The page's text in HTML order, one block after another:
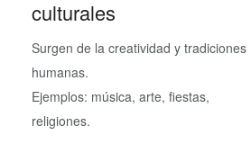
culturales
Surgen de la creatividad y tradiciones
humanas.
Ejemplos: música, arte, fiestas,
religiones.